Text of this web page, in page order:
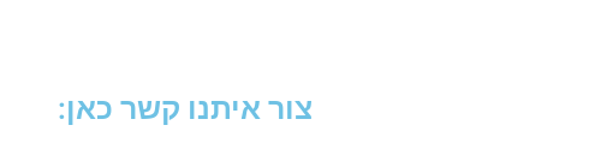
צור איתנו קשר כאן: